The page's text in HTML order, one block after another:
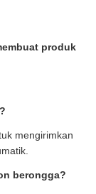
produk
mengirimkan
berongga?